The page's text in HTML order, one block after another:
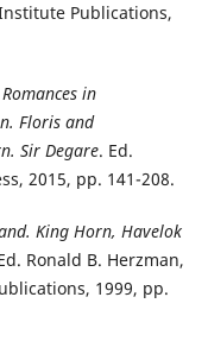
Publications,
in
Floris and
Sir Degare. Ed.
2015, pp. 141-208.
King Horn, Havelok
Ronald B. Herzman,
1999, pp.